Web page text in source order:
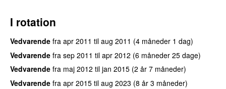
I rotation
Vedvarende fra apr 2011 til aug 2011 (4 måneder 1 dag)
Vedvarende fra sep 2011 til apr 2012 (6 måneder 25 dage)
Vedvarende fra maj 2012 til jan 2015 (2 år 7 måneder)
Vedvarende fra apr 2015 til aug 2023 (8 år 3 måneder)